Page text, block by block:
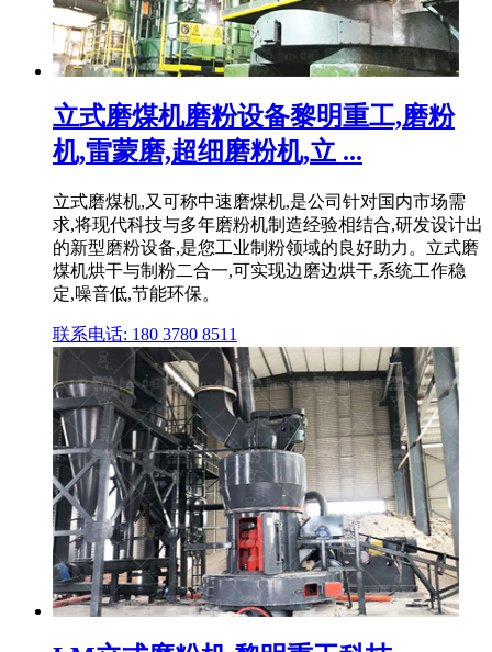
立式磨煤机磨粉设备黎明重工,磨粉
机,雷蒙磨,超细磨粉机,立 ...
立式磨煤机,又可称中速磨煤机,是公司针对国内市场需
求,将现代科技与多年磨粉机制造经验相结合,研发设计出
的新型磨粉设备,是您工业制粉领域的良好助力。立式磨
煤机烘干与制粉二合一,可实现边磨边烘干,系统工作稳
定,噪音低,节能环保。
联系电话: 180 3780 8511